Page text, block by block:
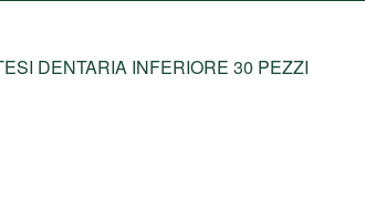
DENTARIA INFERIORE 30 PEZZI